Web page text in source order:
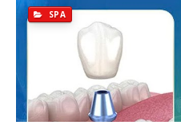
SPA